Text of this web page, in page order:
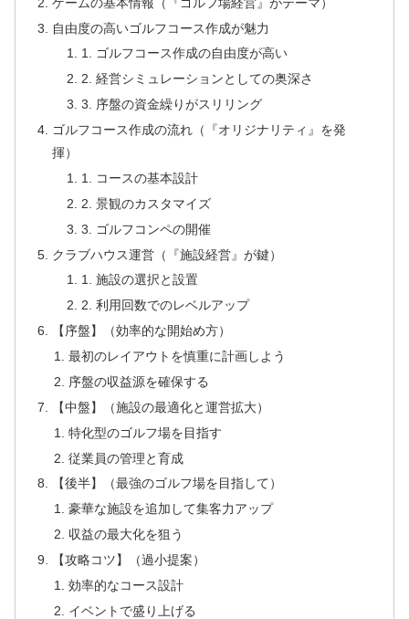
自由度の高いゴルフコース作成が魅力
1. ゴルフコース作成の自由度が高い
2. 経営シミュレーションとしての奥深さ
3. 序盤の資金繰りがスリリング
ゴルフコース作成の流れ（『オリジナリティ』を発
揮）
1. コースの基本設計
2. 景観のカスタマイズ
3. ゴルフコンペの開催
クラブハウス運営（『施設経営』が鍵）
1. 施設の選択と設置
2. 利用回数でのレベルアップ
【序盤】（効率的な開始め方）
最初のレイアウトを慎重に計画しよう
序盤の収益源を確保する
【中盤】（施設の最適化と運営拡大）
特化型のゴルフ場を目指す
従業員の管理と育成
【後半】（最強のゴルフ場を目指して）
豪華な施設を追加して集客力アップ
収益の最大化を狙う
【攻略コツ】（過小提案）
効率的なコース設計
イベントで盛り上げる